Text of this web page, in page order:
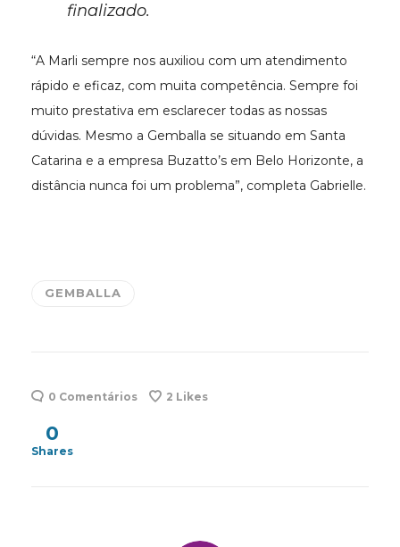
finalizado.
“A Marli sempre nos auxiliou com um atendimento
rápido e eficaz, com muita competência. Sempre foi
muito prestativa em esclarecer todas as nossas
dúvidas. Mesmo a Gemballa se situando em Santa
Catarina e a empresa Buzatto’s em Belo Horizonte, a
distância nunca foi um problema”, completa Gabrielle.
GEMBALLA
0 Comentários 2 Likes
0
Shares